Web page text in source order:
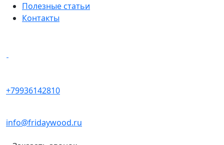
Полезные статьи
Контакты
+79936142810
info@fridaywood.ru